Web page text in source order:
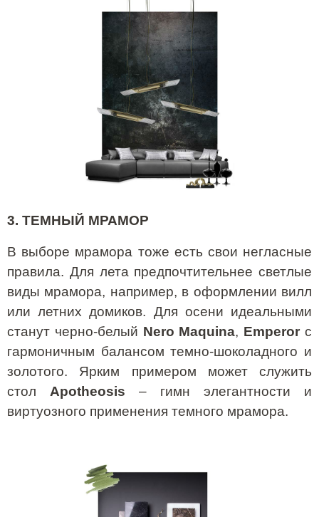
3. ТЕМНЫЙ МРАМОР
В выборе мрамора тоже есть свои негласные
правила. Для лета предпочтительнее светлые
виды мрамора, например, в оформлении вилл
или летних домиков. Для осени идеальными
станут черно-белый Nero Maquina, Emperor с
гармоничным балансом темно-шоколадного и
золотого. Ярким примером может служить
стол Apotheosis – гимн элегантности и
виртуозного применения темного мрамора.